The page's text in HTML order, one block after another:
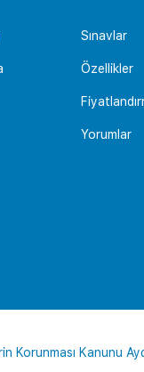
Sınavlar
Özellikler
Yorumlar
Korunması Kanunu